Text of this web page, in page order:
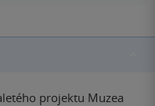
projektu Muzea